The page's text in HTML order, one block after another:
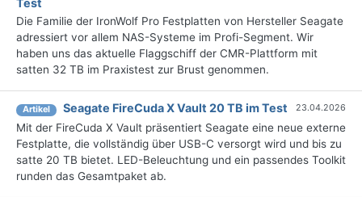
Test
Die Familie der IronWolf Pro Festplatten von Hersteller Seagate
adressiert vor allem NAS-Systeme im Profi-Segment. Wir
haben uns das aktuelle Flaggschiff der CMR-Plattform mit
satten 32 TB im Praxistest zur Brust genommen.
Artikel Seagate FireCuda X Vault 20 TB im Test 23.04.2026
Mit der FireCuda X Vault präsentiert Seagate eine neue externe
Festplatte, die vollständig über USB-C versorgt wird und bis zu
satte 20 TB bietet. LED-Beleuchtung und ein passendes Toolkit
runden das Gesamtpaket ab.